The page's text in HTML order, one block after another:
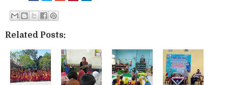
Related Posts: